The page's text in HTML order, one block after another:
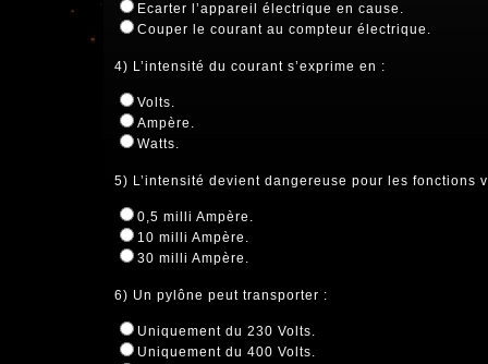
Ecarter l’appareil électrique en cause.
Couper le courant au compteur électrique.
4) L’intensité du courant s’exprime en :
Volts.
Ampère.
Watts.
5) L’intensité devient dangereuse pour les fonctions
0,5 milli Ampère.
10 milli Ampère.
30 milli Ampère.
6) Un pylône peut transporter :
Uniquement du 230 Volts.
Uniquement du 400 Volts.